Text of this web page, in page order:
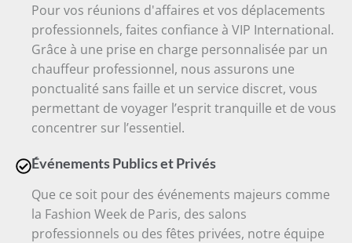
Pour vos réunions d'affaires et vos déplacements
professionnels, faites confiance à VIP International.
Grâce à une prise en charge personnalisée par un
chauffeur professionnel, nous assurons une
ponctualité sans faille et un service discret, vous
permettant de voyager l’esprit tranquille et de vous
concentrer sur l’essentiel.
Événements Publics et Privés
Que ce soit pour des événements majeurs comme
la Fashion Week de Paris, des salons
professionnels ou des fêtes privées, notre équipe